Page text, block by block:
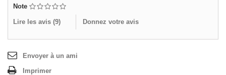
Note
Lire les avis (9) Donnez votre avis
Envoyer à un ami
Imprimer